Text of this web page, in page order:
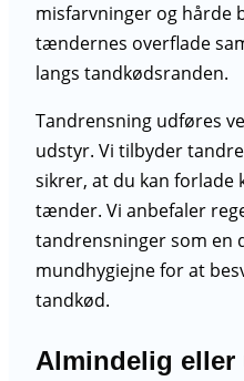
misfarvninger og hårde
tændernes overflade
langs tandkødsranden.
Tandrensning udføres
udstyr. Vi tilbyder
sikrer, at du kan forlade
tænder. Vi anbefaler
tandrensninger som en
mundhygiejne for at
tandkød.
Almindelig eller